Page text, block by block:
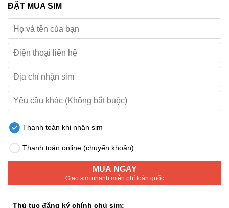
ĐẶT MUA SIM
Thanh toán khi nhận sim
Thanh toán online (chuyển khoản)
MUA NGAY
Giao sim nhanh miễn phí toàn quốc
Thủ tục đăng ký chính chủ sim: